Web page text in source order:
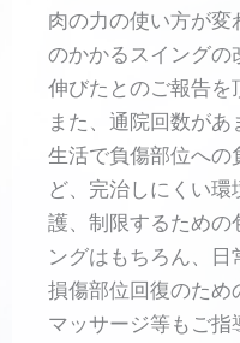
肉の力の使い方が変
のかかるスイングの
伸びたとのご報告を
また、通院回数が
生活で負傷部位への
ど、完治しにくい
護、制限するための
ングはもちろん、日
損傷部位回復のため
マッサージ等もご